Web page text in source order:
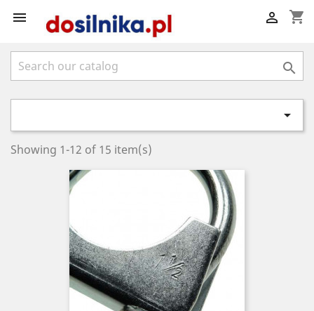
 shopping_cart



Showing 1-12 of 15 item(s)